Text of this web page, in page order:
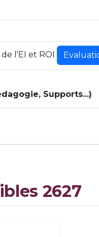
l'EI et ROI
Supports...)
2627